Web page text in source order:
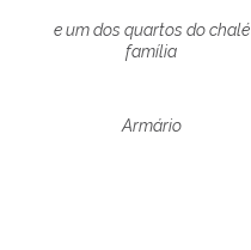
e um dos quartos do chalé
família
Armário